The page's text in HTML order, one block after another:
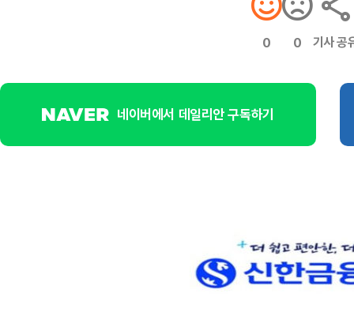
0 0 기사 공
네이버에서 데일리안 구독하기